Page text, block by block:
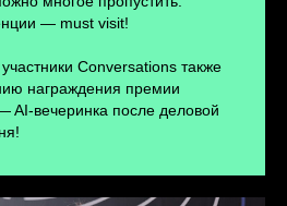
— must visit!
Conversations также
награждения премии
AI-вечеринка после деловой